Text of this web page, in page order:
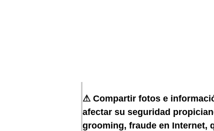
⚠ Compartir fotos e
afectar su seguridad
grooming, fraude en Internet,